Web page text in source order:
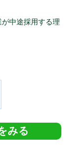
中途採用する理
みる